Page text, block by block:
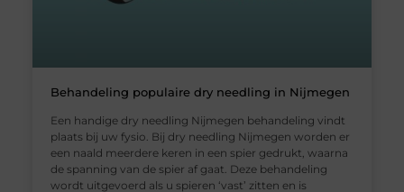
Behandeling populaire dry needling in Nijmegen
Een handige dry needling Nijmegen behandeling vindt
plaats bij uw fysio. Bij dry needling Nijmegen worden er
een naald meerdere keren in een spier gedrukt, waarna
de spanning van de spier af gaat. Deze behandeling
wordt uitgevoerd als u spieren ‘vast’ zitten en is